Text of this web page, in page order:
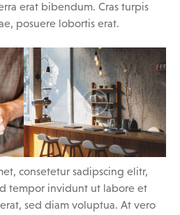
erat bibendum. Cras turpis
posuere lobortis erat.
consetetur sadipscing elitr,
tempor invidunt ut labore et
sed diam voluptua. At vero